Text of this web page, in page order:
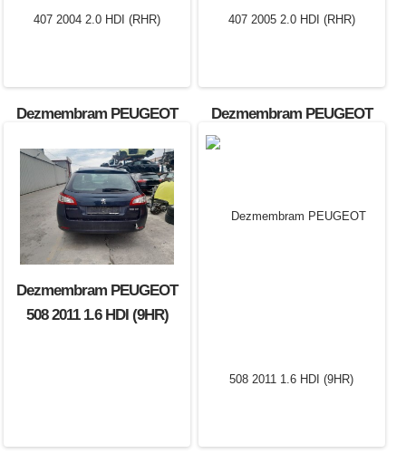
Dezmembram PEUGEOT
Dezmembram PEUGEOT
407 2005 2.0 HDI (RHR)
Dezmembram PEUGEOT
508 2011 1.6 HDI (9HR)